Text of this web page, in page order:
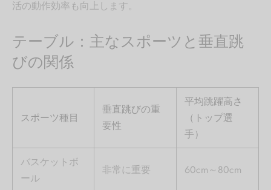
活の動作効率も向上します。
テーブル：主なスポーツと垂直跳
びの関係
スポーツ種目
垂直跳びの重
要性
平均跳躍高さ
（トップ選
手）
バスケットボ
ール
非常に重要 60cm～80cm